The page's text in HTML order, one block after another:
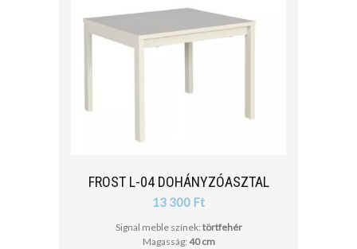
FROST L-04 DOHÁNYZÓASZTAL
13 300 Ft
Signal meble színek: törtfehér
Magasság: 40 cm